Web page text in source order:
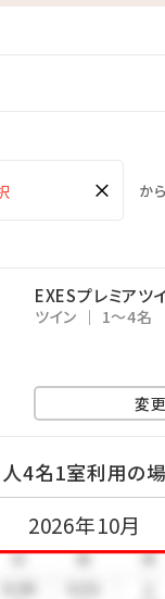
DU SPA
00) ※年中無休
（有料） ⇒ 24時間
ございます。
します。
より、「Dinner」
（1泊あたり
円）
インにご宿泊の
× から
EXESプレミアツ
ツイン 1～4名
変
4名1室利用の
2026年10月